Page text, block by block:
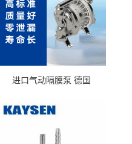
进口气动隔膜泵 德国
输送